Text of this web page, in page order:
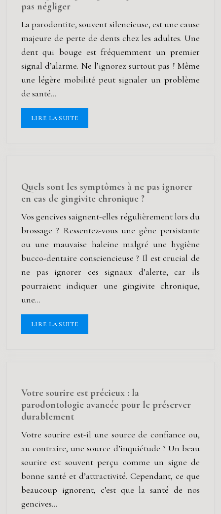
pas négliger
La parodontite, souvent silencieuse, est une cause
majeure de perte de dents chez les adultes. Une
dent qui bouge est fréquemment un premier
signal d’alarme. Ne l’ignorez surtout pas ! Même
une légère mobilité peut signaler un problème
de santé…
LIRE LA SUITE
Quels sont les symptômes à ne pas ignorer
en cas de gingivite chronique ?
Vos gencives saignent-elles régulièrement lors du
brossage ? Ressentez-vous une gêne persistante
ou une mauvaise haleine malgré une hygiène
bucco-dentaire consciencieuse ? Il est crucial de
ne pas ignorer ces signaux d’alerte, car ils
pourraient indiquer une gingivite chronique,
une…
LIRE LA SUITE
Votre sourire est précieux : la
parodontologie avancée pour le préserver
durablement
Votre sourire est-il une source de confiance ou,
au contraire, une source d’inquiétude ? Un beau
sourire est souvent perçu comme un signe de
bonne santé et d’attractivité. Cependant, ce que
beaucoup ignorent, c’est que la santé de nos
gencives…